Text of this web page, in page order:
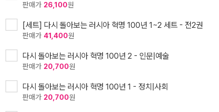
판매가 26,100원
[세트] 다시 돌아보는 러시아 혁명 100년 1~2 세트 - 전2권
판매가 41,400원
다시 돌아보는 러시아 혁명 100년 2 - 인문|예술
판매가 20,700원
다시 돌아보는 러시아 혁명 100년 1 - 정치|사회
판매가 20,700원